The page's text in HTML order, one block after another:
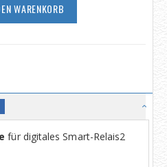
WARENKORB
für digitales Smart-Relais2